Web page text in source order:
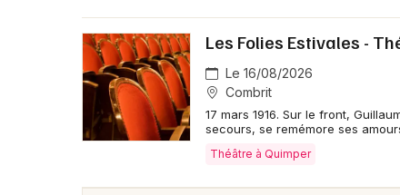
Les Folies Estivales -
Le 16/08/2026
Combrit
17 mars 1916. Sur le front,
secours, se remémore ses
Théâtre à Quimper